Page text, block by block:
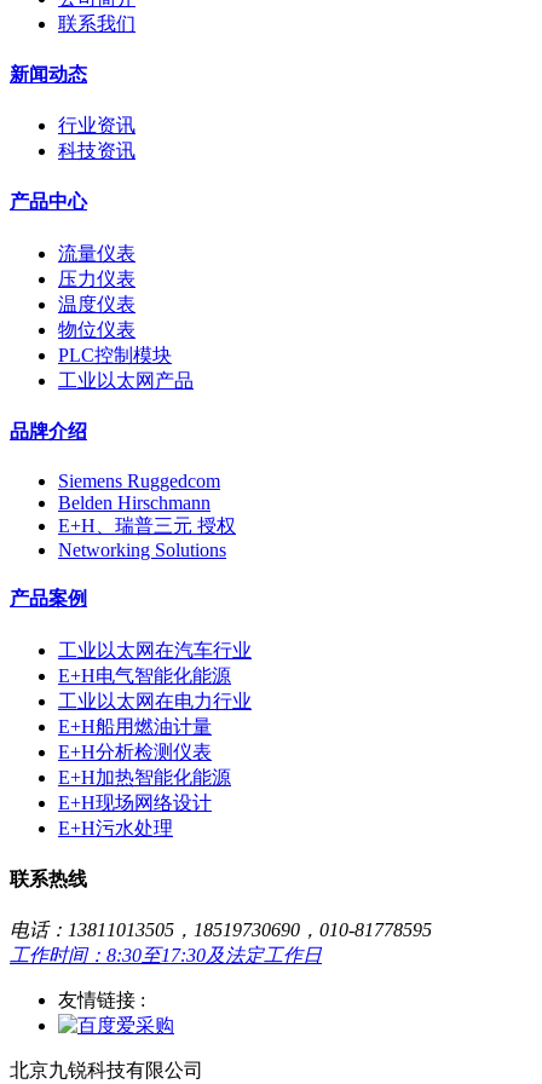
联系我们
新闻动态
行业资讯
科技资讯
产品中心
流量仪表
压力仪表
温度仪表
物位仪表
PLC控制模块
工业以太网产品
品牌介绍
Siemens Ruggedcom
Belden Hirschmann
E+H、瑞普三元 授权
Networking Solutions
产品案例
工业以太网在汽车行业
E+H电气智能化能源
工业以太网在电力行业
E+H船用燃油计量
E+H分析检测仪表
E+H加热智能化能源
E+H现场网络设计
E+H污水处理
联系热线
电话：13811013505，18519730690，010-81778595
工作时间：8:30至17:30及法定工作日
友情链接 :
北京九锐科技有限公司